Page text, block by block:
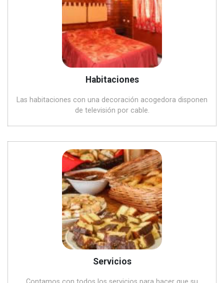
Habitaciones
Las habitaciones con una decoración acogedora disponen
de televisión por cable.
Servicios